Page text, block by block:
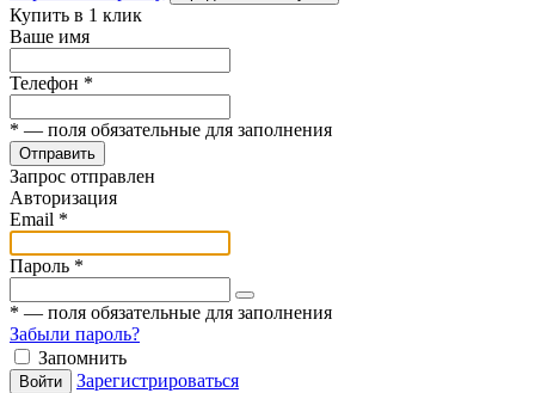
Купить в 1 клик
Ваше имя
Телефон *
* — поля обязательные для заполнения
Отправить
Запрос отправлен
Авторизация
Email *
Пароль *
* — поля обязательные для заполнения
Забыли пароль?
Запомнить
Войти
Зарегистрироваться